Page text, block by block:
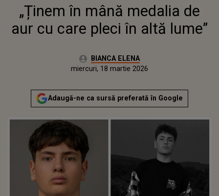
„Ținem în mână medalia de
aur cu care pleci în altă lume”
Autor:BIANCA ELENA
Publicat:
miercuri, 18 martie 2026
Adaugă-ne ca sursă preferată în Google